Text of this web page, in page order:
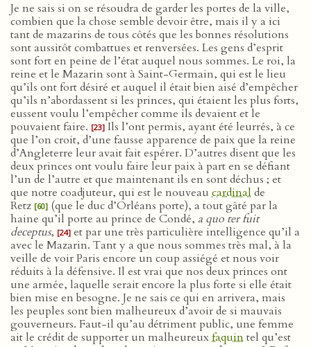
Je ne sais si on se résoudra de garder les portes de la ville,
combien que la chose semble devoir être, mais il y a ici
tant de mazarins de tous côtés que les bonnes résolutions
sont aussitôt combattues et renversées. Les gens d’esprit
sont fort en peine de l’état auquel nous sommes. Le roi, la
reine et le Mazarin sont à Saint-Germain, qui est le lieu
qu’ils ont fort désiré et auquel il était bien aisé d’empêcher
qu’ils n’abordassent si les princes, qui étaient les plus forts,
eussent voulu l’empêcher comme ils devaient et le
pouvaient faire. [23] Ils l’ont permis, ayant été leurrés, à ce
que l’on croit, d’une fausse apparence de paix que la reine
d’Angleterre leur avait fait espérer. D’autres disent que les
deux princes ont voulu faire leur paix à part en se défiant
l’un de l’autre et que maintenant ils en sont déchus ; et
que notre coadjuteur, qui est le nouveau cardinal de
Retz [60] (que le duc d’Orléans porte), a tout gâté par la
haine qu’il porte au prince de Condé, a quo ter fuit
deceptus, [24] et par une très particulière intelligence qu’il a
avec le Mazarin. Tant y a que nous sommes très mal, à la
veille de voir Paris encore un coup assiégé et nous voir
réduits à la défensive. Il est vrai que nos deux princes ont
une armée, laquelle serait encore la plus forte si elle était
bien mise en besogne. Je ne sais ce qui en arrivera, mais
les peuples sont bien malheureux d’avoir de si mauvais
gouverneurs. Faut-il qu’au détriment public, une femme
ait le crédit de supporter un malheureuxfaquintel qu’est